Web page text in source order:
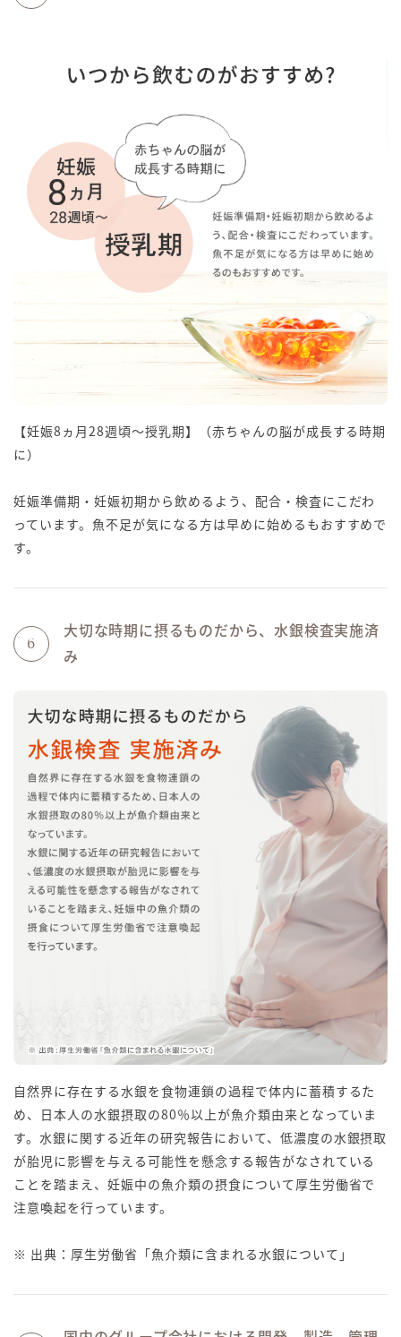
【妊娠8ヵ月28週頃〜授乳期】（赤ちゃんの脳が成長する時期
に）
妊娠準備期・妊娠初期から飲めるよう、配合・検査にこだわ
っています。魚不足が気になる方は早めに始めるもおすすめで
す。
6
大切な時期に摂るものだから、水銀検査実施済
み
自然界に存在する水銀を食物連鎖の過程で体内に蓄積するた
め、日本人の水銀摂取の80％以上が魚介類由来となっていま
す。水銀に関する近年の研究報告において、低濃度の水銀摂取
が胎児に影響を与える可能性を懸念する報告がなされている
ことを踏まえ、妊娠中の魚介類の摂食について厚生労働省で
注意喚起を行っています。
※ 出典：厚生労働省「魚介類に含まれる水銀について」